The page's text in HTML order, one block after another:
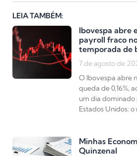
LEIA TAMBÉM:
Ibovespa abre
payroll fraco
temporada de
7 de agosto de
O Ibovespa abre
queda de 0,16%,
um dia
Estados Unidos:
Minhas
Quinzenal